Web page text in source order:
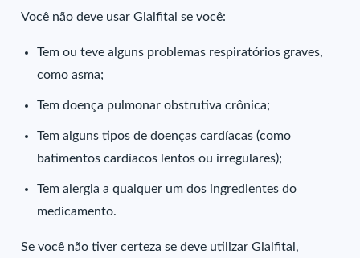
Você não deve usar Glalfital se você:
Tem ou teve alguns problemas respiratórios graves,
como asma;
Tem doença pulmonar obstrutiva crônica;
Tem alguns tipos de doenças cardíacas (como
batimentos cardíacos lentos ou irregulares);
Tem alergia a qualquer um dos ingredientes do
medicamento.
Se você não tiver certeza se deve utilizar Glalfital,